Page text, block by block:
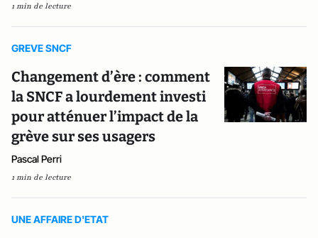
1 min de lecture
GREVE SNCF
Changement d’ère : comment
la SNCF a lourdement investi
pour atténuer l’impact de la
grève sur ses usagers
Pascal Perri
1 min de lecture
UNE AFFAIRE D'ETAT